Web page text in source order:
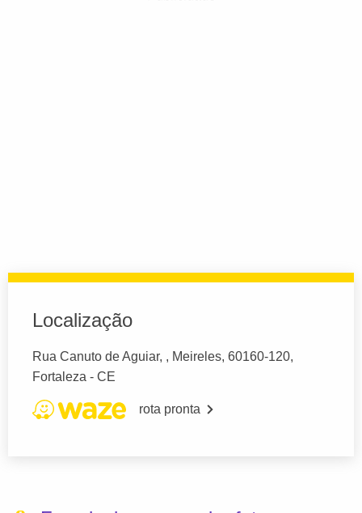
Localização
Rua Canuto de Aguiar, , Meireles, 60160-120,
Fortaleza - CE
rota pronta